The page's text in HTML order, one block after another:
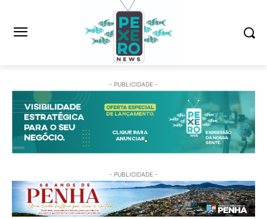
- PUBLICIDADE -
- PUBLICIDADE -